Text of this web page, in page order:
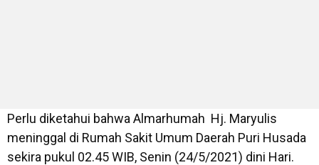
Perlu diketahui bahwa Almarhumah Hj. Maryulis
meninggal di Rumah Sakit Umum Daerah Puri Husada
sekira pukul 02.45 WIB, Senin (24/5/2021) dini Hari.